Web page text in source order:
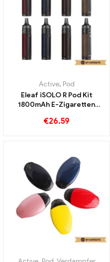
Active, Pod
Eleaf iSOLO R Pod Kit
1800mAh E-Zigaretten
€26.59